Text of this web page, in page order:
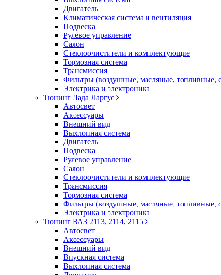
Двигатель
Климатическая система и вентиляция
Подвеска
Рулевое управление
Салон
Стеклоочистители и комплектующие
Тормозная система
Трансмиссия
Фильтры (воздушные, масляные, топливные,
Электрика и электроника
Тюнинг Лада Ларгус
Автосвет
Аксессуары
Внешний вид
Выхлопная система
Двигатель
Подвеска
Рулевое управление
Салон
Стеклоочистители и комплектующие
Трансмиссия
Тормозная система
Фильтры (воздушные, масляные, топливные,
Электрика и электроника
Тюнинг ВАЗ 2113, 2114, 2115
Автосвет
Аксессуары
Внешний вид
Впускная система
Выхлопная система